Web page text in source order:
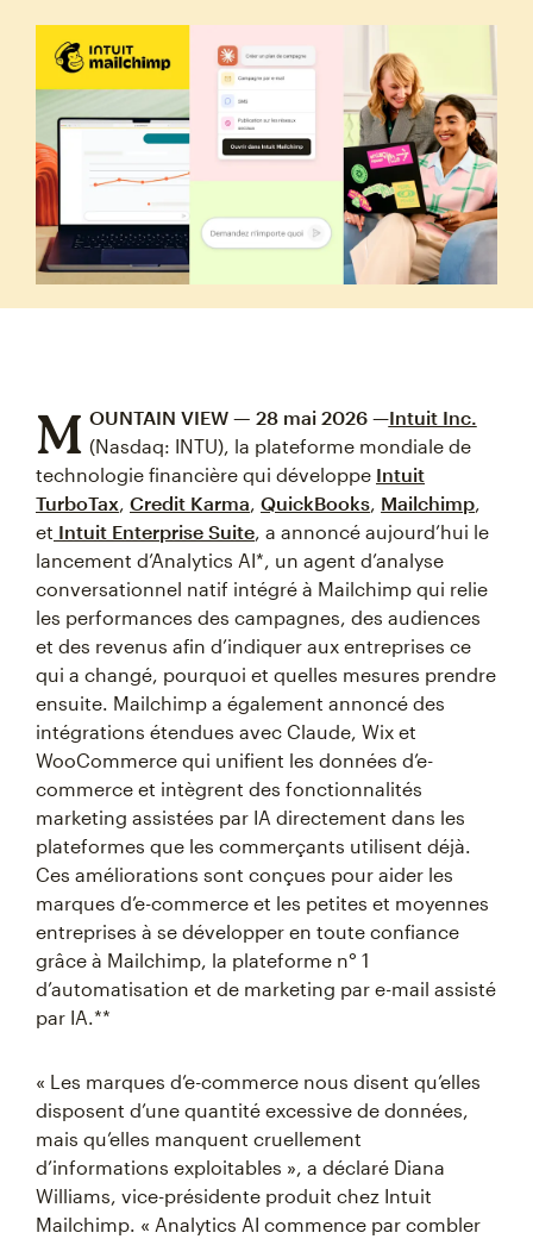
M OUNTAIN VIEW — 28 mai 2026—Intuit Inc.
(Nasdaq: INTU), la plateforme mondiale de
technologie financière qui développe Intuit
TurboTax Credit Karma QuickBooks Mailchimp
et Intuit Enterprise Suite , a annoncé aujourd’hui le
lancement d’Analytics AI*, un agent d’analyse
conversationnel natif intégré à Mailchimp qui relie
les performances des campagnes, des audiences
et des revenus afin d’indiquer aux entreprises ce
qui a changé, pourquoi et quelles mesures prendre
ensuite. Mailchimp a également annoncé des
intégrations étendues avec Claude, Wix et
WooCommerce qui unifient les données d’e-
commerce et intègrent des fonctionnalités
marketing assistées par IA directement dans les
plateformes que les commerçants utilisent déjà.
Ces améliorations sont conçues pour aider les
marques d’e-commerce et les petites et moyennes
entreprises à se développer en toute confiance
grâce à Mailchimp, la plateforme n° 1
d’automatisation et de marketing par e-mail assisté
par IA.**
« Les marques d’e-commerce nous disent qu’elles
disposent d’une quantité excessive de données,
mais qu’elles manquent cruellement
d’informations exploitables », a déclaré Diana
Williams, vice-présidente produit chez Intuit
Mailchimp. « Analytics AI commence par combler